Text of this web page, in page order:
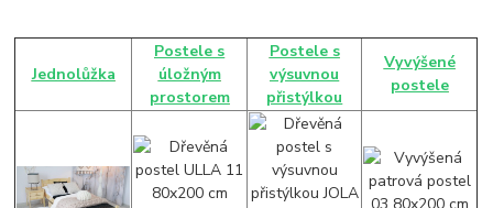
Jednolůžka
Postele s
úložným
prostorem
Postele s
výsuvnou
přistýlkou
Vyvýšené
postele